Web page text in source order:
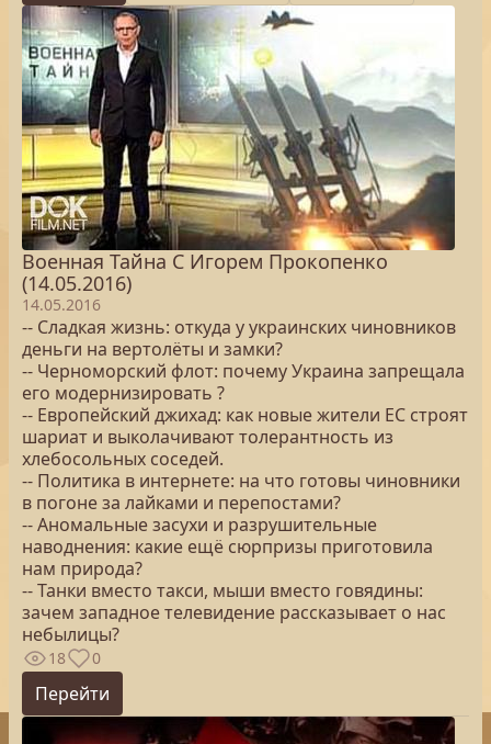
Военная Тайна С Игорем Прокопенко
(14.05.2016)
14.05.2016
-- Сладкая жизнь: откуда у украинских чиновников
деньги на вертолёты и замки?
-- Черноморский флот: почему Украина запрещала
его модернизировать ?
-- Европейский джихад: как новые жители ЕС строят
шариат и выколачивают толерантность из
хлебосольных соседей.
-- Политика в интернете: на что готовы чиновники
в погоне за лайками и перепостами?
-- Аномальные засухи и разрушительные
наводнения: какие ещё сюрпризы приготовила
нам природа?
-- Танки вместо такси, мыши вместо говядины:
зачем западное телевидение рассказывает о нас
небылицы?
18 0
Перейти